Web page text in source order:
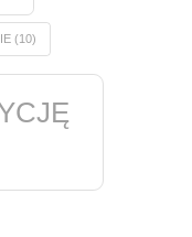
(10)